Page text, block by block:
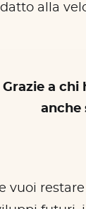
alla
Grazie a chi
anche
vuoi